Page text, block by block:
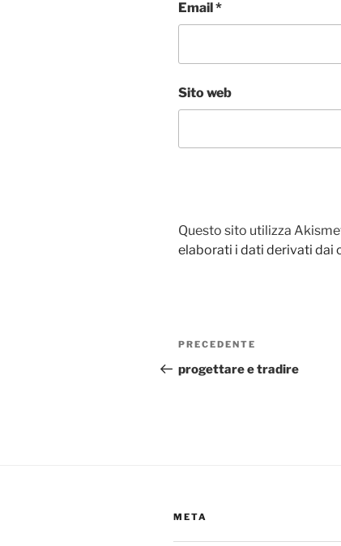
Email *
Sito web
Questo sito utilizza
elaborati i dati derivati dai
Navigazione
articoli
Articolo
precedente:
PRECEDENTE
progettare e tradire
META